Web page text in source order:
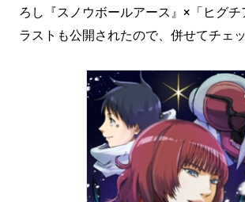
ろし『スノウボールアース』×「ヒグチ
ラストも公開されたので、併せてチェ